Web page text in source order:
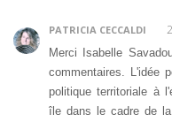
PATRICIA CECCALDI
Merci Isabelle
commentaires. L'idée
politique territoriale à
île dans le cadre de